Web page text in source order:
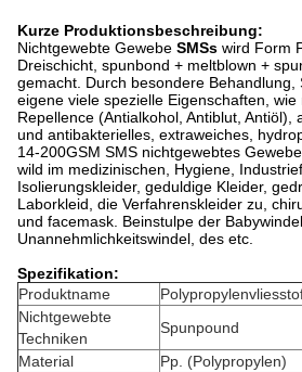
Kurze Produktionsbeschreibung:
Nichtgewebte Gewebe SMSs wird Form
Dreischicht, spunbond + meltblown +
gemacht. Durch besondere Behandlung,
eigene viele spezielle Eigenschaften,
Repellence (Antialkohol, Antiblut, Antiöl),
und antibakterielles, extraweiches,
14-200GSM SMS nichtgewebtes
wild im medizinischen, Hygiene,
Isolierungskleider, geduldige Kleider,
Laborkleid, die Verfahrenskleider zu,
und facemask. Beinstulpe der
Unannehmlichkeitswindel, des etc.
Spezifikation:
Produktname
Nichtgewebte
Techniken
Spunpound
Material
Pp. (Polypropylen)